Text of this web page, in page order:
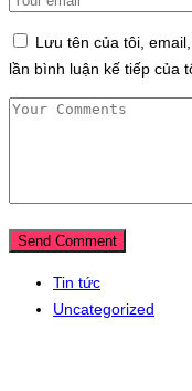
Lưu tên của tôi,
lần bình luận kế tiếp của
Tin tức
Uncategorized